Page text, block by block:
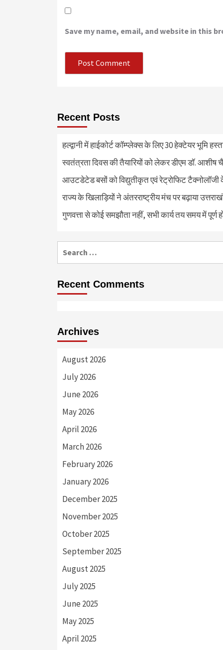
Save my name, email, and website in this
Recent Posts
हल्द्वानी में हाईकोर्ट कॉम्प्लेक्स के लिए 30 हेक्टेयर भूमि
स्वतंत्रता दिवस की तैयारियों को लेकर डीएम डॉ. आशीष
आउटडेटेड बसों को विद्युतीकृत एवं रेट्रोफिट टैक्नोलाॅजी
राज्य के खिलाड़ियों ने अंतरराष्ट्रीय मंच पर बढ़ाया
गुणवत्ता से कोई समझौता नहीं, सभी कार्य तय समय में पूर्ण
for:
Recent Comments
Archives
August 2026
July 2026
June 2026
May 2026
April 2026
March 2026
February 2026
January 2026
December 2025
November 2025
October 2025
September 2025
August 2025
July 2025
June 2025
May 2025
April 2025